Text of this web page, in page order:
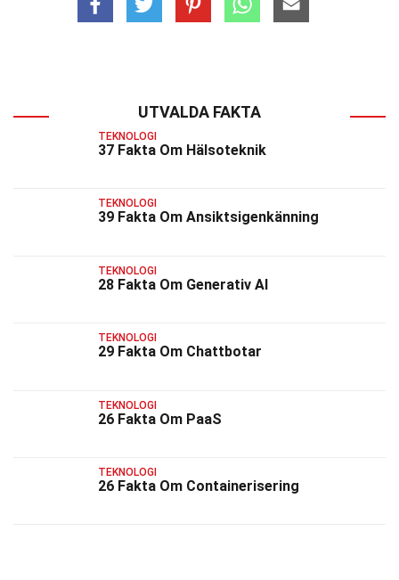
UTVALDA FAKTA
TEKNOLOGI
37 Fakta Om Hälsoteknik
TEKNOLOGI
39 Fakta Om Ansiktsigenkänning
TEKNOLOGI
28 Fakta Om Generativ AI
TEKNOLOGI
29 Fakta Om Chattbotar
TEKNOLOGI
26 Fakta Om PaaS
TEKNOLOGI
26 Fakta Om Containerisering